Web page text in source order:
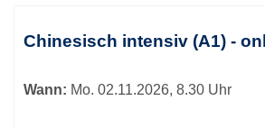
Chinesisch intensiv (A1) -
Wann: Mo. 02.11.2026, 8.30 Uhr